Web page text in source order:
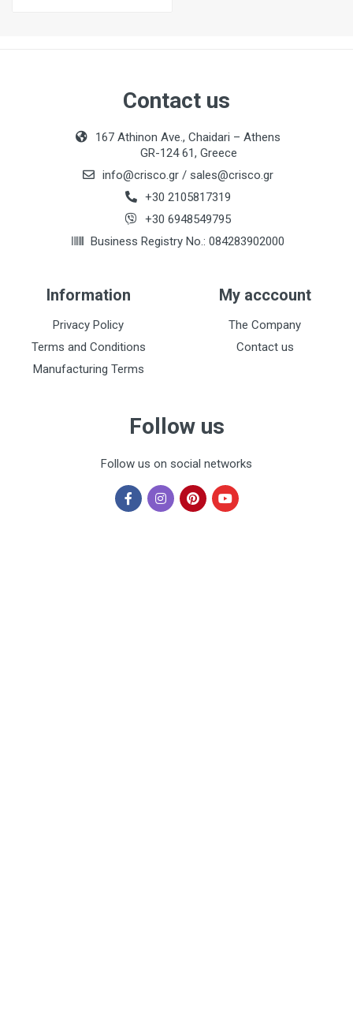
Contact us
167 Athinon Ave., Chaidari – Athens
GR-124 61, Greece
info@crisco.gr / sales@crisco.gr
+30 2105817319
+30 6948549795
Business Registry No.: 084283902000
Information
Privacy Policy
Terms and Conditions
Manufacturing Terms
My acccount
The Company
Contact us
Follow us
Follow us on social networks